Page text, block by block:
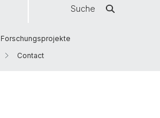
Suche
Forschungsprojekte
Contact